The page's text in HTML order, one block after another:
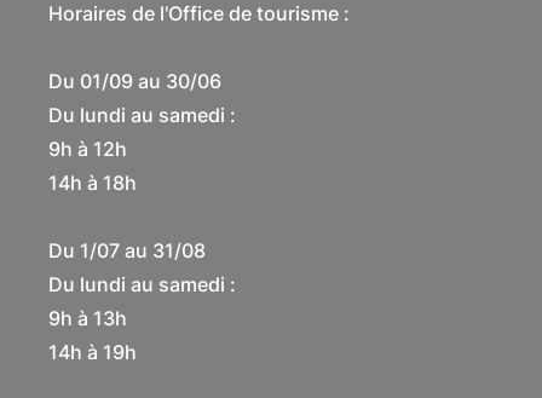
Horaires de l'Office de tourisme :
Du 01/09 au 30/06
Du lundi au samedi :
9h à 12h
14h à 18h
Du 1/07 au 31/08
Du lundi au samedi :
9h à 13h
14h à 19h